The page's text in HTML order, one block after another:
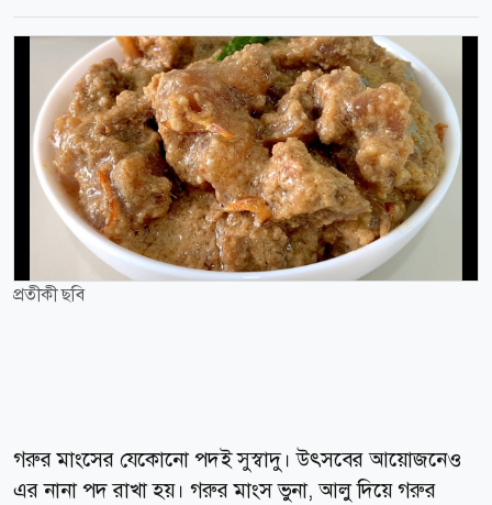
প্রতীকী ছবি
গরুর মাংসের যেকোনো পদই সুস্বাদু। উৎসবের আয়োজনেও
এর নানা পদ রাখা হয়। গরুর মাংস ভুনা, আলু দিয়ে গরুর